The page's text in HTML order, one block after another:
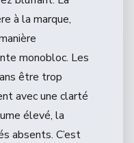
à la marque,
monobloc. Les
être trop
avec une clarté
élevé, la
absents. C’est